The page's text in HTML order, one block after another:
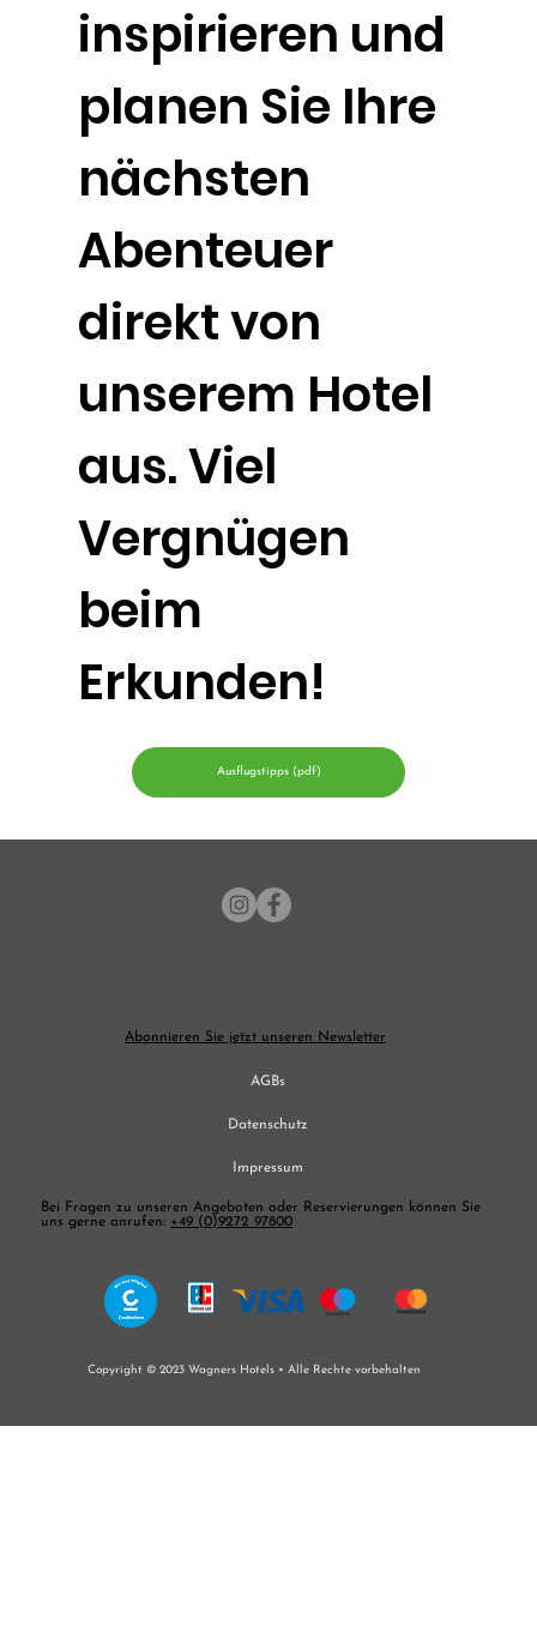
inspirieren und
planen Sie Ihre
nächsten
Abenteuer
direkt von
unserem Hotel
aus. Viel
Vergnügen
beim
Erkunden!
Ausflugstipps (pdf)
AGBs
Datenschutz
Impressum
Copyright © 2023 Wagners Hotels • Alle Rechte vorbehalten
Bei Fragen zu unseren Angeboten oder Reservierungen können Sie
uns gerne anrufen: +49 (0)9272 97800
Abonnieren Sie jetzt unseren Newsletter